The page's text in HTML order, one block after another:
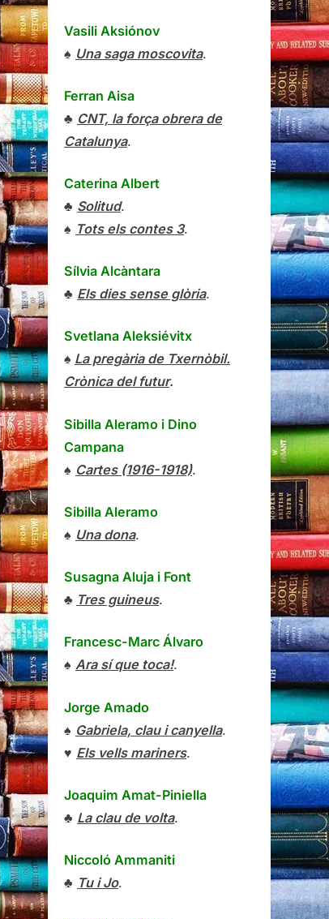
Vasili Aksiónov
♠ Una saga moscovita.
Ferran Aisa
♣ CNT, la força obrera de
Catalunya.
Caterina Albert
♣ Solitud.
♠ Tots els contes 3.
Sílvia Alcàntara
♣ Els dies sense glòria.
Svetlana Aleksiévitx
♠ La pregària de Txernòbil.
Crònica del futur.
Sibilla Aleramo i Dino
Campana
♠ Cartes (1916-1918).
Sibilla Aleramo
♠ Una dona.
Susagna Aluja i Font
♣ Tres guineus.
Francesc-Marc Álvaro
♠ Ara sí que toca!.
Jorge Amado
♠ Gabriela, clau i canyella.
♥ Els vells mariners.
Joaquim Amat-Piniella
♣ La clau de volta.
Niccoló Ammaniti
♣ Tu i Jo.